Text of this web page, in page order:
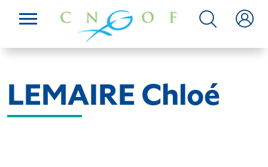
LEMAIRE Chloé